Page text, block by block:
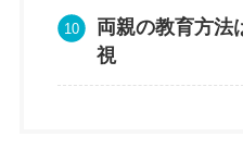
両親の教育方法
視